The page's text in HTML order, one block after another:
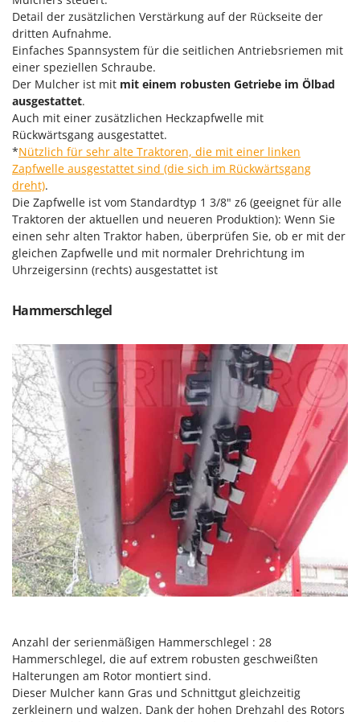
Rührtöpfe mit Elektrischem Rührwerk
Rupfmaschinen
S
Sämaschinen und Düngerstreuer
Scheibenpflüge
Schneefräsen
Schneeräumer
Schrotmühlen - elektrisch
Schwader für Traktoren
Schweißgeräte
Seilwinden - Motorseilwinden
Sichelmulcher für Traktoren
Sortierer für Oliven
Sprühgeräte für Pflanzenbehandlung
Stäubegeräte für Traktor
Staubsauger - Elektrobesen
T
Teppichreiniger und Teppichbodenreiniger
Thermische und mechanische Unkrautbrenner
Tomatenpressen
Tragbare Powerstationen
Traktor-Heckenscheren mit Ausleger
U
V
Vakuumiergeräte
Vertikutierer
GreenBay
Greenworks
GRIFO
GVS
GYS
H
Hailo
Helvi
Henx
HiKOKI
Honda
Idromatic
Imperia
Infaco
Intec
Intex
Iseki
Italyco
ITM
J JOLLY ITALIA
K
KAAZ
Kasco
Kemper
Kenwood
Keter
Detail der zusätzlichen Verstärkung auf der Rückseite der
dritten Aufnahme.
Einfaches Spannsystem für die seitlichen Antriebsriemen mit
einer speziellen Schraube.
Der Mulcher ist mit mit einem robusten Getriebe im Ölbad
ausgestattet.
Auch mit einer zusätzlichen Heckzapfwelle mit
Rückwärtsgang ausgestattet.
*Nützlich für sehr alte Traktoren, die mit einer linken
Zapfwelle ausgestattet sind (die sich im Rückwärtsgang
dreht).
Die Zapfwelle ist vom Standardtyp 1 3/8" z6 (geeignet für alle
Traktoren der aktuellen und neueren Produktion): Wenn Sie
einen sehr alten Traktor haben, überprüfen Sie, ob er mit der
gleichen Zapfwelle und mit normaler Drehrichtung im
Uhrzeigersinn (rechts) ausgestattet ist
Hammerschlegel
Anzahl der serienmäßigen Hammerschlegel : 28
Hammerschlegel, die auf extrem robusten geschweißten
Halterungen am Rotor montiert sind.
Dieser Mulcher kann Gras und Schnittgut gleichzeitig
zerkleinern und walzen. Dank der hohen Drehzahl des Rotors